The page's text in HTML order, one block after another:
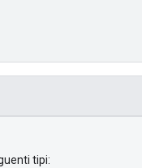
tipi: